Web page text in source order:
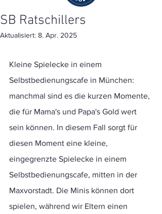
SB Ratschillers
Aktualisiert: 8. Apr. 2025
Kleine Spielecke in einem
Selbstbedienungscafe in München:
manchmal sind es die kurzen Momente,
die für Mama's und Papa's Gold wert
sein können. In diesem Fall sorgt für
diesen Moment eine kleine,
eingegrenzte Spielecke in einem
Selbstbedienungscafe, mitten in der
Maxvorstadt. Die Minis können dort
spielen, während wir Eltern einen